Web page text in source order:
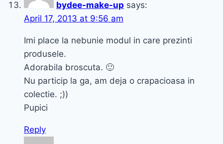
bydee-make-up says:
April 17, 2013 at 9:56 am
Imi place la nebunie modul in care prezinti
produsele.
Adorabila broscuta. 🙂
Nu particip la ga, am deja o crapacioasa in
colectie. ;))
Pupici
Reply